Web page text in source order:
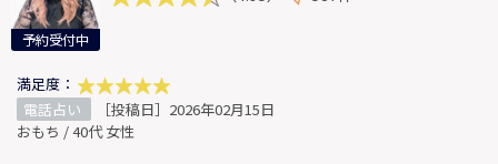
予約受付中
満足度：
電話占い
［投稿日］2026年02月15日
おもち / 40代 女性